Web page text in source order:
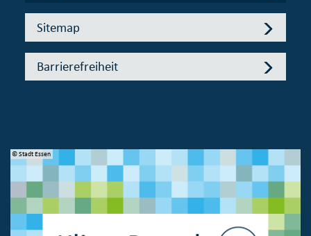
Sitemap
Barrierefreiheit
© Stadt Essen